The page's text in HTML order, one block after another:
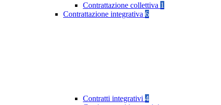
Contrattazione collettiva 1
Contrattazione integrativa 6
Contratti integrativi 4